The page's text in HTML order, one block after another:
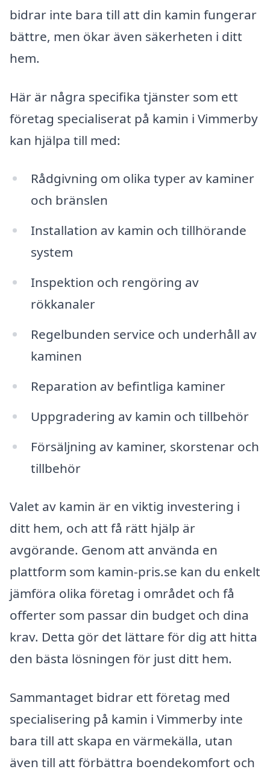
bidrar inte bara till att din kamin fungerar
bättre, men ökar även säkerheten i ditt
hem.
Här är några specifika tjänster som ett
företag specialiserat på kamin i Vimmerby
kan hjälpa till med:
Rådgivning om olika typer av kaminer
och bränslen
Installation av kamin och tillhörande
system
Inspektion och rengöring av
rökkanaler
Regelbunden service och underhåll av
kaminen
Reparation av befintliga kaminer
Uppgradering av kamin och tillbehör
Försäljning av kaminer, skorstenar och
tillbehör
Valet av kamin är en viktig investering i
ditt hem, och att få rätt hjälp är
avgörande. Genom att använda en
plattform som kamin-pris.se kan du enkelt
jämföra olika företag i området och få
offerter som passar din budget och dina
krav. Detta gör det lättare för dig att hitta
den bästa lösningen för just ditt hem.
Sammantaget bidrar ett företag med
specialisering på kamin i Vimmerby inte
bara till att skapa en värmekälla, utan
även till att förbättra boendekomfort och